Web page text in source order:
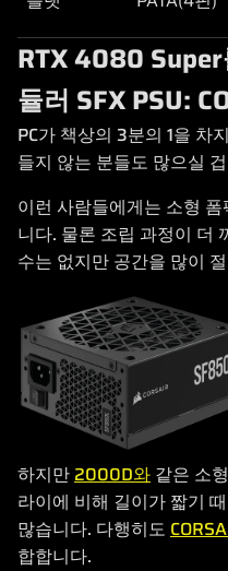
RTX 4080
듈러 SFX PSU:
PC가 책상의 3분의 1을 차
들지 않는 분들도 많으실
이런 사람들에게는 소형
니다. 물론 조립 과정이 더
수는 없지만 공간을 많이
하지만 2000D와 같은 소
라이에 비해 길이가 짧기
많습니다. 다행히도
합합니다.